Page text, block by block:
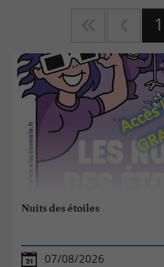
1
Nuits des étoiles
07/08/2026